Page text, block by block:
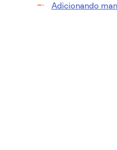
Adicionando